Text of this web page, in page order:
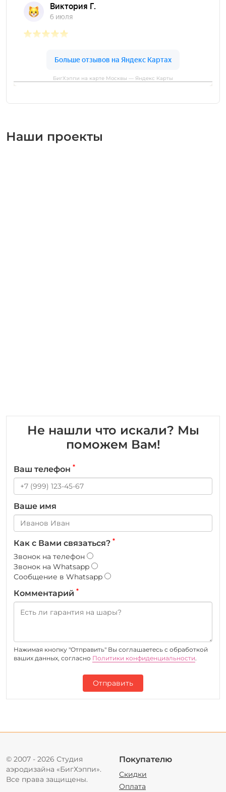
БигХэппи на карте Москвы — Яндекс Карты
Наши проекты
Не нашли что искали? Мы
поможем Вам!
Ваш телефон *
Ваше имя
Как с Вами связаться? *
Звонок на телефон
Звонок на Whatsapp
Сообщение в Whatsapp
Комментарий *
Нажимая кнопку "Отправить" Вы соглашаетесь c обработкой
ваших данных, согласно Политики конфиденциальности.
Отправить
© 2007 - 2026 Студия
аэродизайна «БигХэппи».
Все права защищены.
Покупателю
Скидки
Оплата